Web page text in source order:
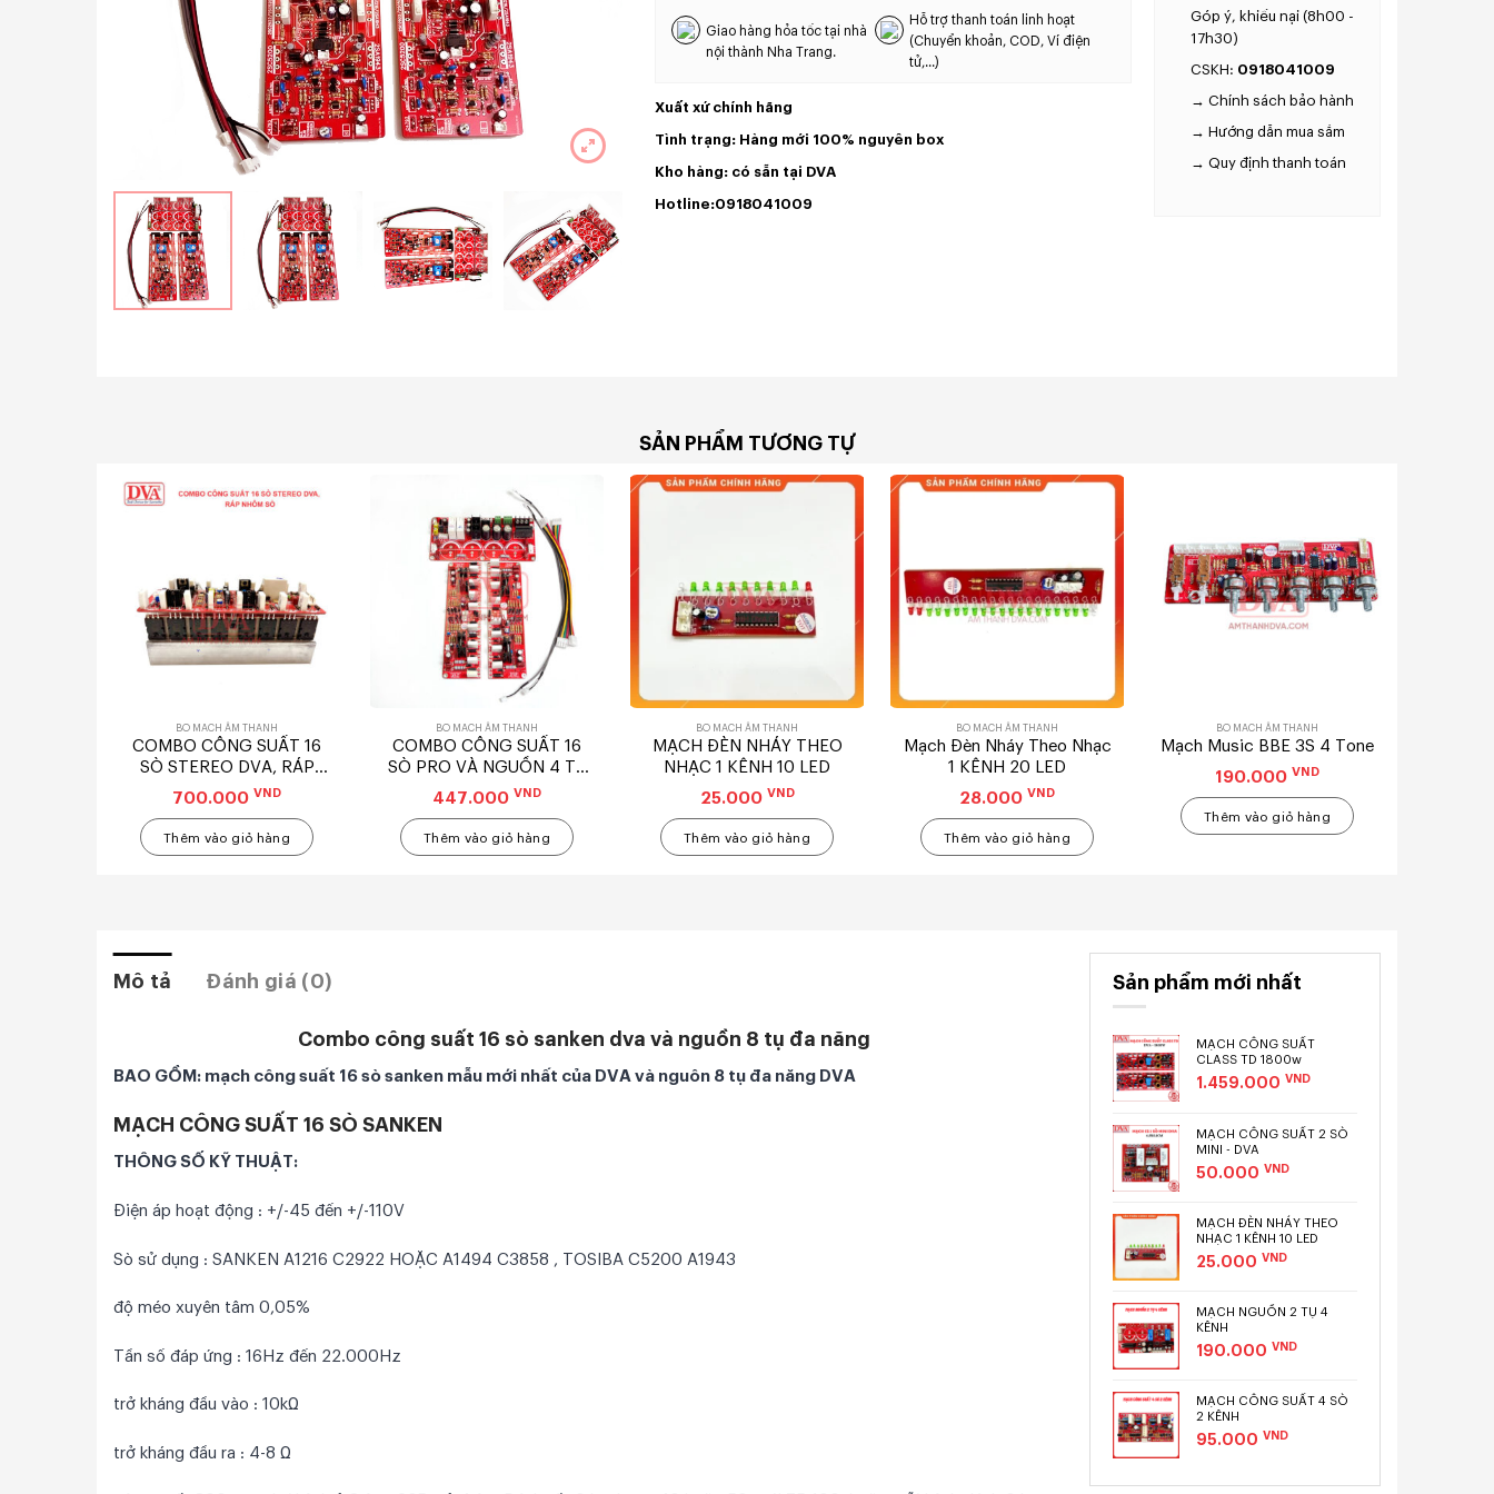
Giao hàng hỏa tốc tại nhà
nội thành Nha Trang.
Hỗ trợ thanh toán linh hoạt
(Chuyển khoản, COD, Ví điện
tử,...)
Xuất xứ chính hãng
Tình trạng: Hàng mới 100% nguyên box
Kho hàng: có sẵn tại DVA
Hotline:0918041009
Góp ý, khiếu nại (8h00 -
17h30)
CSKH: 0918041009
→ Chính sách bảo hành
→ Hướng dẫn mua sắm
→ Quy định thanh toán
SẢN PHẨM TƯƠNG TỰ
BO MẠCH ÂM THANH
COMBO CÔNG SUẤT 16
SÒ STEREO DVA, RÁP
NHÔM SÒ
700.000 VND
Thêm vào giỏ hàng
BO MẠCH ÂM THANH
COMBO CÔNG SUẤT 16
SÒ PRO VÀ NGUỒN 4 TỤ
N4.3 – DVA
447.000 VND
Thêm vào giỏ hàng
BO MẠCH ÂM THANH
MẠCH ĐÈN NHÁY THEO
NHẠC 1 KÊNH 10 LED
25.000 VND
Thêm vào giỏ hàng
BO MẠCH ÂM THANH
Mạch Đèn Nháy Theo Nhạc
1 KÊNH 20 LED
28.000 VND
Thêm vào giỏ hàng
BO MẠCH ÂM THANH
Mạch Music BBE 3S 4 Tone
190.000 VND
Thêm vào giỏ hàng
Mô tả Đánh giá (0)
Combo công suất 16 sò sanken dva và nguồn 8 tụ đa năng
BAO GỒM: mạch công suất 16 sò sanken mẫu mới nhất của DVA và nguôn 8 tụ đa năng DVA
MẠCH CÔNG SUẤT 16 SÒ SANKEN
THÔNG SỐ KỸ THUẬT:
Điện áp hoạt động : +/-45 đến +/-110V
Sò sử dụng : SANKEN A1216 C2922 HOẶC A1494 C3858 , TOSIBA C5200 A1943
độ méo xuyên tâm 0,05%
Tần số đáp ứng : 16Hz đến 22.000Hz
trở kháng đầu vào : 10kΩ
trở kháng đầu ra : 4-8 Ω
Sản phẩm mới nhất
MẠCH CÔNG SUẤT
CLASS TD 1800w
1.459.000 VND
MẠCH CÔNG SUẤT 2 SÒ
MINI - DVA
50.000 VND
MẠCH ĐÈN NHÁY THEO
NHẠC 1 KÊNH 10 LED
25.000 VND
MẠCH NGUỒN 2 TỤ 4
KÊNH
190.000 VND
MẠCH CÔNG SUẤT 4 SÒ
2 KÊNH
95.000 VND